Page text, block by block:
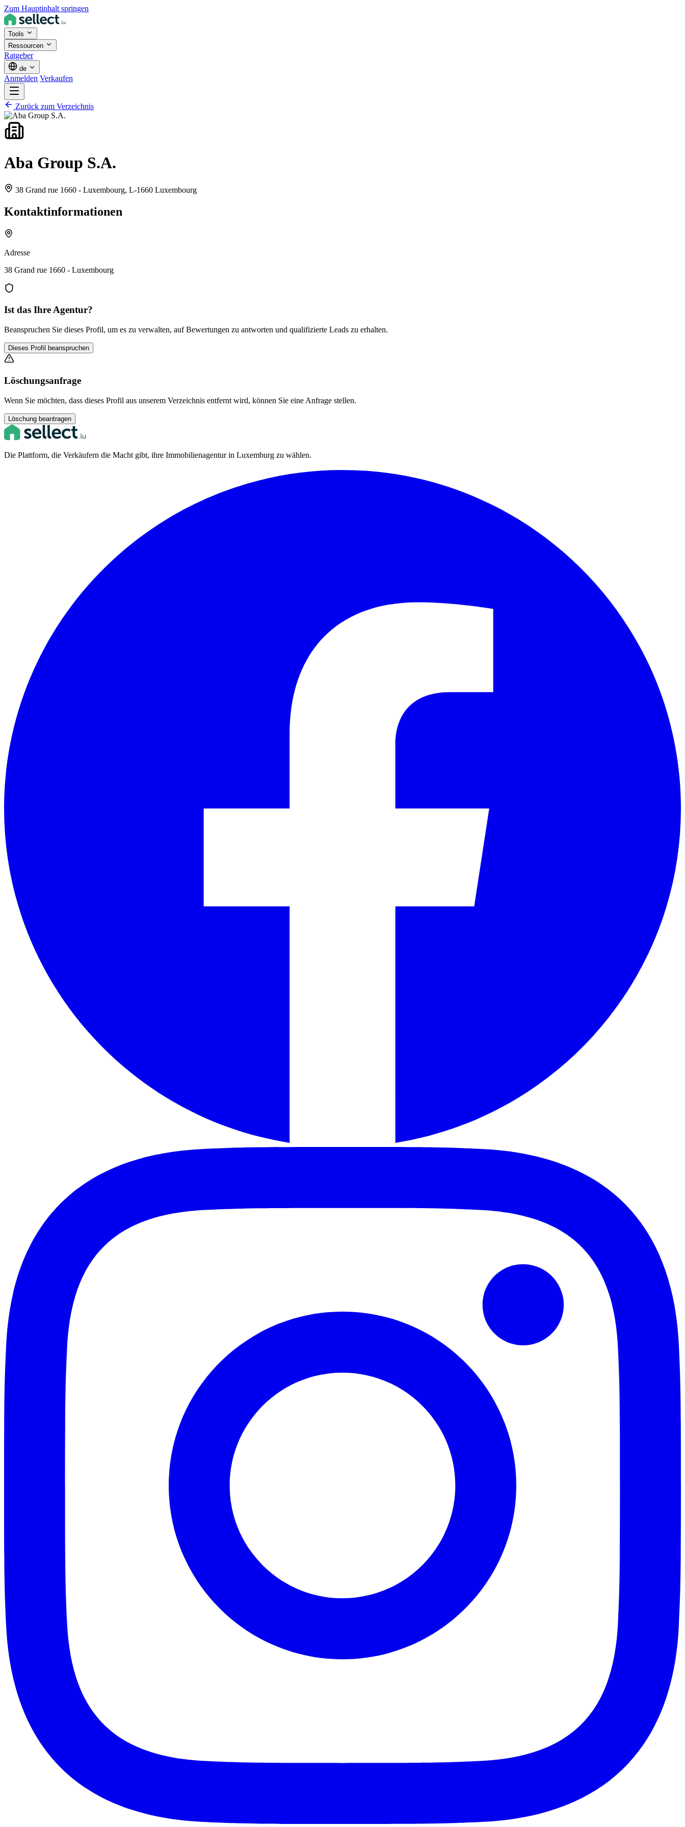
Zum Hauptinhalt springen
Tools
Ressourcen
Ratgeber
de
Anmelden Verkaufen
Zurück zum Verzeichnis
Aba Group S.A.
38 Grand rue 1660 - Luxembourg, L-1660 Luxembourg
Kontaktinformationen
Adresse
38 Grand rue 1660 - Luxembourg
Ist das Ihre Agentur?
Beanspruchen Sie dieses Profil, um es zu verwalten, auf Bewertungen zu antworten und qualifizierte Leads zu erhalten.
Dieses Profil beanspruchen
Löschungsanfrage
Wenn Sie möchten, dass dieses Profil aus unserem Verzeichnis entfernt wird, können Sie eine Anfrage stellen.
Löschung beantragen
Die Plattform, die Verkäufern die Macht gibt, ihre Immobilienagentur in Luxemburg zu wählen.